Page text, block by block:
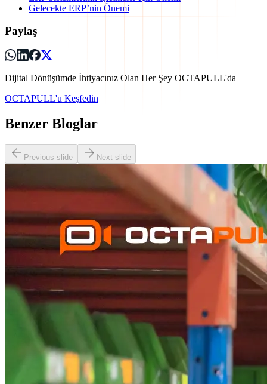
Gelecekte ERP’nin Önemi
Paylaş
Dijital Dönüşümde İhtiyacınız Olan Her Şey OCTAPULL'da
OCTAPULL'u Keşfedin
Benzer Bloglar
Previous slide Next slide